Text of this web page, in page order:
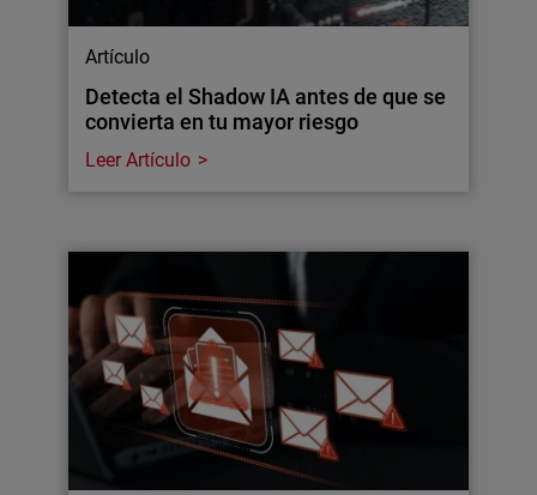
Artículo
Detecta el Shadow IA antes de que se
convierta en tu mayor riesgo
Leer Artículo